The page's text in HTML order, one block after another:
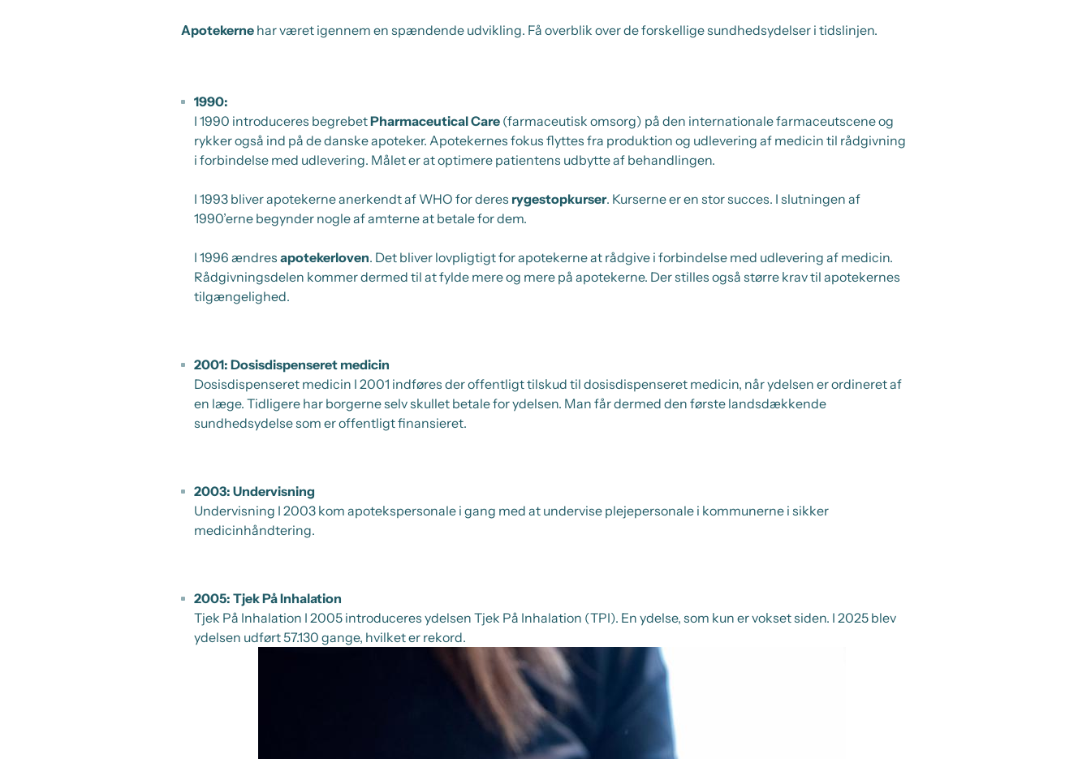
Apotekerne har været igennem en spændende udvikling. Få overblik over de forskellige sundhedsydelser i tidslinjen.
1990:
I 1990 introduceres begrebetPharmaceutical Care (farmaceutisk omsorg) på den internationale farmaceutscene og
rykker også ind på de danske apoteker. Apotekernes fokus flyttes fra produktion og udlevering af medicin til rådgivning
i forbindelse med udlevering. Målet er at optimere patientens udbytte af behandlingen.
I 1993 bliver apotekerne anerkendt af WHO for deres rygestopkurser. Kurserne er en stor succes. I slutningen af
1990’erne begynder nogle af amterne at betale for dem.
I 1996 ændres apotekerloven. Det bliver lovpligtigt for apotekerne at rådgive i forbindelse med udlevering af medicin.
Rådgivningsdelen kommer dermed til at fylde mere og mere på apotekerne. Der stilles også større krav til apotekernes
tilgængelighed.
2001: Dosisdispenseret medicin
Dosisdispenseret medicin I 2001 indføres der offentligt tilskud til dosisdispenseret medicin, når ydelsen er ordineret af
en læge. Tidligere har borgerne selv skullet betale for ydelsen. Man får dermed den første landsdækkende
sundhedsydelse som er offentligt finansieret.
2003: Undervisning
Undervisning I 2003 kom apotekspersonale i gang med at undervise plejepersonale i kommunerne i sikker
medicinhåndtering.
2005: Tjek På Inhalation
Tjek På Inhalation I 2005 introduceres ydelsen Tjek På Inhalation (TPI). En ydelse, som kun er vokset siden. I 2025 blev
ydelsen udført 57.130 gange, hvilket er rekord.